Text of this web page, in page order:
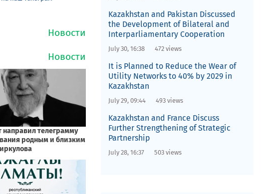
Kazakhstan and Pakistan Discussed
the Development of Bilateral and
Interparliamentary Cooperation
July 30, 16:38 472 views
It is Planned to Reduce the Wear of
Utility Networks to 40% by 2029 in
Kazakhstan
July 29, 09:44 493 views
Kazakhstan and France Discuss
Further Strengthening of Strategic
Partnership
July 28, 16:37 503 views